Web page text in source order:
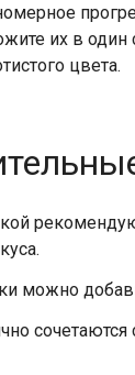
их в
цвета.
можно